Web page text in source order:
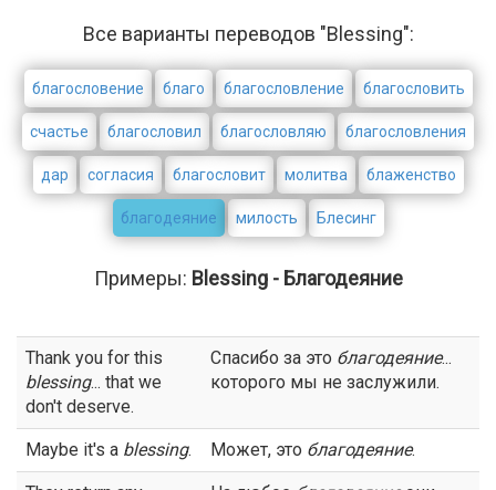
Все варианты переводов "Blessing":
благословение благо благословление благословить
счастье благословил благословляю благословления
дар согласия благословит молитва блаженство
благодеяние милость Блесинг
Примеры: Blessing - Благодеяние
Thank you for this
blessing... that we
don't deserve.
Спасибо за это благодеяние...
которого мы не заслужили.
Maybe it's a blessing. Может, это благодеяние.